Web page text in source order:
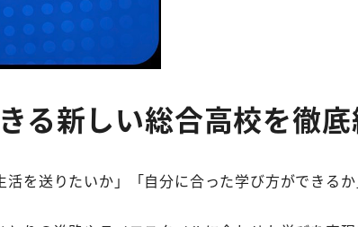
る新しい総合高校を徹
を送りたいか」「自分に合った学び方ができる